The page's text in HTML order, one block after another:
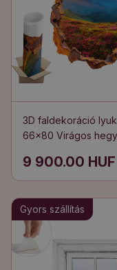
3D faldekoráció lyuk
66x80 Virágos
9 900.00 HUF
Gyors szállítás